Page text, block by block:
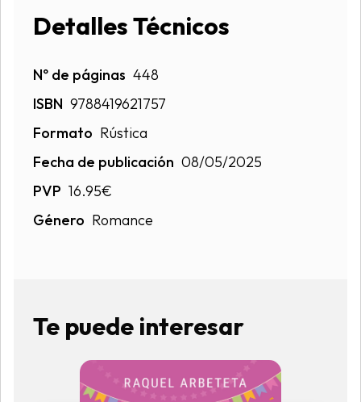
Detalles Técnicos
Nº de páginas 448
ISBN 9788419621757
Formato Rústica
Fecha de publicación 08/05/2025
PVP 16.95€
Género Romance
Te puede interesar